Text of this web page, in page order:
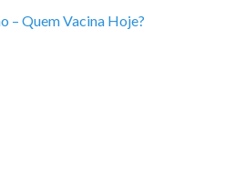
– Quem Vacina Hoje?